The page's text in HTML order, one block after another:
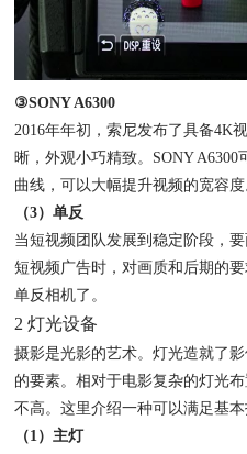
③SONY A6300
2016年年初，索尼发布了具备4K
晰，外观小巧精致。SONY
曲线，可以大幅提升视频的宽容度
（3）单反
当短视频团队发展到稳定阶段，
短视频广告时，对画质和后期的
单反相机了。
2 灯光设备
摄影是光影的艺术。灯光造就了
的要素。相对于电影复杂的灯光
不高。这里介绍一种可以满足基
（1）主灯